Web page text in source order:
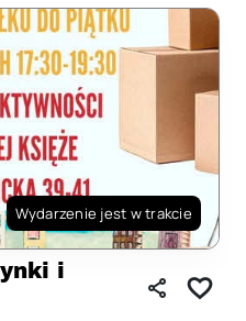
Wydarzenie jest w trakcie
i